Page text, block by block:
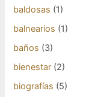
baldosas (1)
balnearios (1)
baños (3)
bienestar (2)
biografías (5)